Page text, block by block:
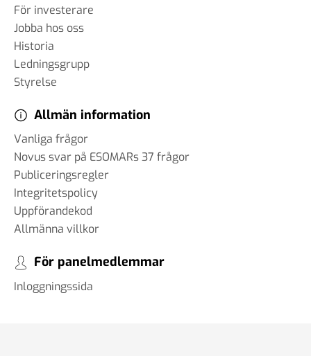
För investerare
Jobba hos oss
Historia
Ledningsgrupp
Styrelse
Allmän information
Vanliga frågor
Novus svar på ESOMARs 37 frågor
Publiceringsregler
Integritetspolicy
Uppförandekod
Allmänna villkor
För panelmedlemmar
Inloggningssida